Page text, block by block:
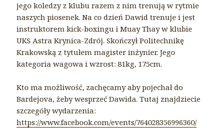
jego koledzy z klubu razem z nim trenują w rytmie
naszych piosenek. Na co dzień Dawid trenuje i jest
instruktorem kick-boxingu i Muay Thay w klubie
UKS Astra Krynica-Zdrój. Skończył Politechnikę
Krakowską z tytułem magister inżynier. Jego
kategoria wagowa i wzrost: 81kg, 175cm.
Kto ma możliwość, zachęcamy aby pojechał do
Bardejova, żeby wesprzeć Dawida. Tutaj znajdziecie
szczegóły wydarzenia:
https://www.facebook.com/events/764028356996360/